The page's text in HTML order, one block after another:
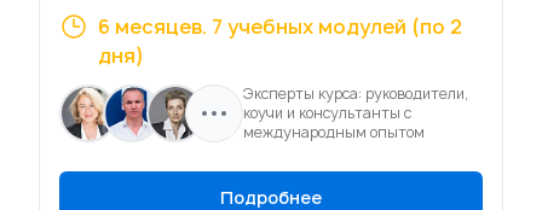
6 месяцев. 7 учебных модулей (по 2
дня)
Эксперты курса: руководители,
коучи и консультанты с
международным опытом
Подробнее